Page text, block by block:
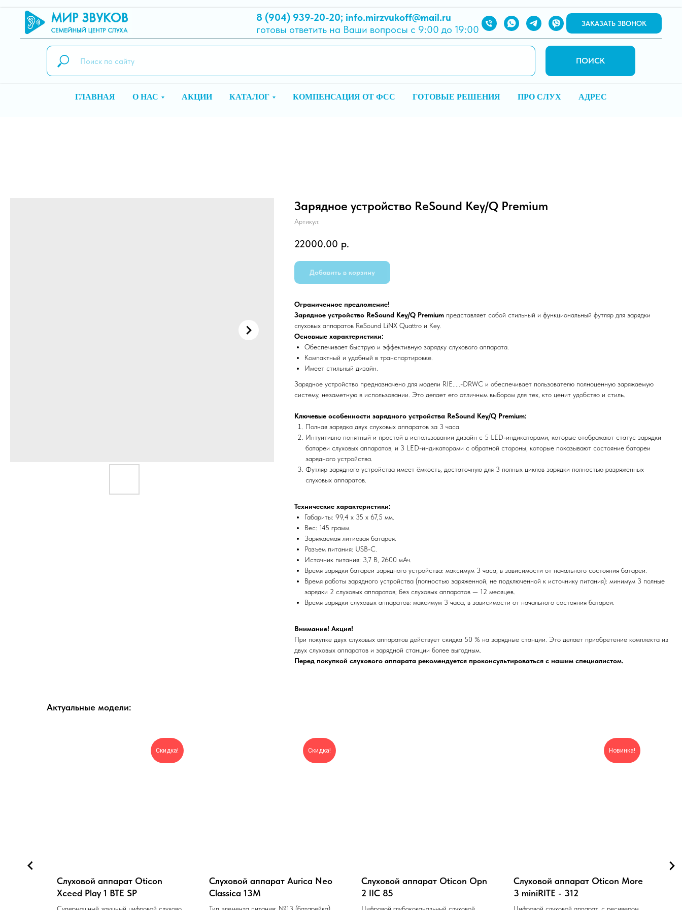
8 (904) 939-20-20; info.mirzvukoff@mail.ru
готовы ответить на Ваши вопросы с 9:00 до 19:00
ЗАКАЗАТЬ ЗВОНОК
ПОИСК
ГЛАВНАЯ О НАС АКЦИИ КАТАЛОГ КОМПЕНСАЦИЯ ОТ ФСС ГОТОВЫЕ РЕШЕНИЯ ПРО СЛУХ АДРЕС
Зарядное устройство ReSound Key/Q Premium
Артикул:
22000.00 р.
Добавить в корзину
Ограниченное предложение!
Зарядное устройство ReSound Key/Q Premium представляет собой стильный и функциональный футляр для зарядки
слуховых аппаратов ReSound LiNX Quattro и Key.
Основные характеристики:
Обеспечивает быструю и эффективную зарядку слухового аппарата.
Компактный и удобный в транспортировке.
Имеет стильный дизайн.
Зарядное устройство предназначено для модели RIE.....-DRWC и обеспечивает пользователю полноценную заряжаемую
систему, незаметную в использовании. Это делает его отличным выбором для тех, кто ценит удобство и стиль.
Ключевые особенности зарядного устройства ReSound Key/Q Premium:
Полная зарядка двух слуховых аппаратов за 3 часа.
Интуитивно понятный и простой в использовании дизайн с 5 LED-индикаторами, которые отображают статус зарядки
батареи слуховых аппаратов, и 3 LED-индикаторами с обратной стороны, которые показывают состояние батареи
зарядного устройства.
Футляр зарядного устройства имеет ёмкость, достаточную для 3 полных циклов зарядки полностью разряженных
слуховых аппаратов.
Технические характеристики:
Габариты: 99,4 x 35 x 67,5 мм.
Вес: 145 грамм.
Заряжаемая литиевая батарея.
Разъем питания: USB-C.
Источник питания: 3,7 В, 2600 мАч.
Время зарядки батареи зарядного устройства: максимум 3 часа, в зависимости от начального состояния батареи.
Время работы зарядного устройства (полностью заряженной, не подключенной к источнику питания): минимум 3 полные
зарядки 2 слуховых аппаратов; без слуховых аппаратов — 12 месяцев.
Время зарядки слуховых аппаратов: максимум 3 часа, в зависимости от начального состояния батареи.
Внимание! Акция!
При покупке двух слуховых аппаратов действует скидка 50 % на зарядные станции. Это делает приобретение комплекта из
двух слуховых аппаратов и зарядной станции более выгодным.
Перед покупкой слухового аппарата рекомендуется проконсультироваться с нашим специалистом.
Актуальные модели:
Скидка!
Слуховой аппарат Oticon
Xceed Play 1 BTE SP
Скидка!
Слуховой аппарат Aurica Neo
Classica 13M
Слуховой аппарат Oticon Opn
2 IIC 85
Новинка!
Слуховой аппарат Oticon More
3 miniRITE - 312